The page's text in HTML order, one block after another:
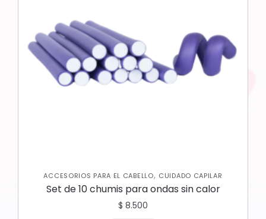
ACCESORIOS PARA EL CABELLO, CUIDADO CAPILAR
Set de 10 chumis para ondas sin calor
$ 8.500